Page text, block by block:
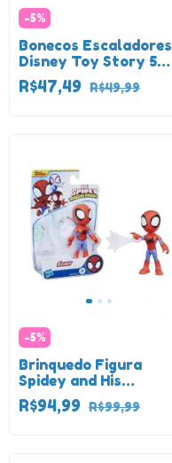
-5%
Bonecos Escaladores
Disney Toy Story 5
Buzz E Woody
R$47,49 R$49,99
-5%
Brinquedo Figura
Spidey and His
Amazing Friends
R$94,99 R$99,99